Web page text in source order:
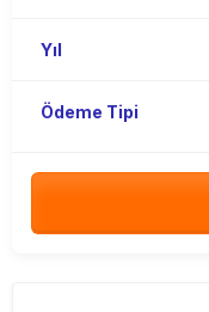
Yıl
Ödeme Tipi